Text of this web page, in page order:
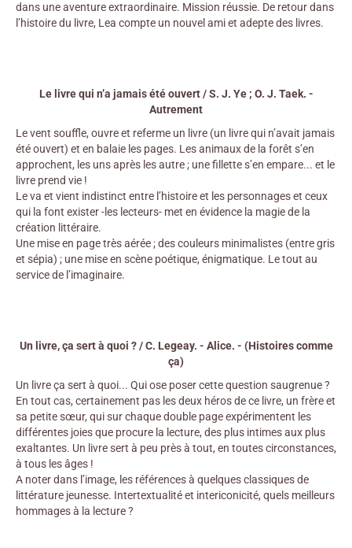
dans une aventure extraordinaire. Mission réussie. De retour dans
l’histoire du livre, Lea compte un nouvel ami et adepte des livres.
Le livre qui n’a jamais été ouvert / S. J. Ye ; O. J. Taek. -
Autrement
Le vent souffle, ouvre et referme un livre (un livre qui n’avait jamais
été ouvert) et en balaie les pages. Les animaux de la forêt s’en
approchent, les uns après les autre ; une fillette s’en empare... et le
livre prend vie !
Le va et vient indistinct entre l’histoire et les personnages et ceux
qui la font exister -les lecteurs- met en évidence la magie de la
création littéraire.
Une mise en page très aérée ; des couleurs minimalistes (entre gris
et sépia) ; une mise en scène poétique, énigmatique. Le tout au
service de l’imaginaire.
Un livre, ça sert à quoi ? / C. Legeay. - Alice. - (Histoires comme
ça)
Un livre ça sert à quoi... Qui ose poser cette question saugrenue ?
En tout cas, certainement pas les deux héros de ce livre, un frère et
sa petite sœur, qui sur chaque double page expérimentent les
différentes joies que procure la lecture, des plus intimes aux plus
exaltantes. Un livre sert à peu près à tout, en toutes circonstances,
à tous les âges !
A noter dans l’image, les références à quelques classiques de
littérature jeunesse. Intertextualité et intericonicité, quels meilleurs
hommages à la lecture ?